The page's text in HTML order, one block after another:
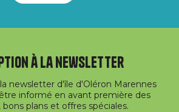
à la newsletter
newsletter d'île d'Oléron Marennes
informé en avant première des
bons plans et offres spéciales.